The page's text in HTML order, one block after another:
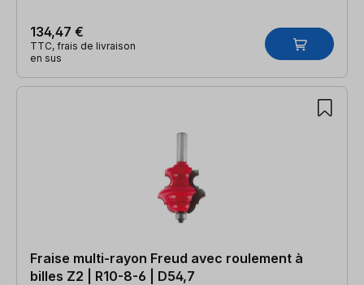
134,47 €
TTC, frais de livraison
en sus
Fraise multi-rayon Freud avec roulement à
billes Z2 | R10-8-6 | D54,7